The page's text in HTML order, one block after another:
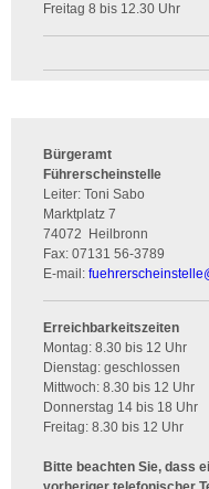
Freitag 8 bis 12.30 Uhr
Bürgeramt
Führerscheinstelle
Leiter: Toni Sabo
Marktplatz 7
74072
Heilbronn
Fax: 07131 56-3789
E-mail: fuehrerscheinstelle
Erreichbarkeitszeiten
Montag: 8.30 bis 12 Uhr
Dienstag: geschlossen
Mittwoch: 8.30 bis 12 Uhr
Donnerstag 14 bis 18 Uhr
Freitag: 8.30 bis 12 Uhr
Bitte beachten Sie, dass